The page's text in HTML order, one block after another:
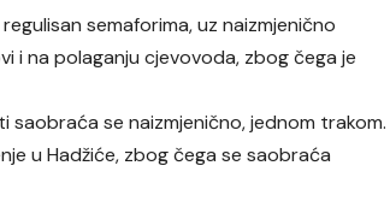
semaforima, uz naizmjenično
i na polaganju cjevovoda, zbog čega je
se naizmjenično, jednom trakom.
u Hadžiće, zbog čega se saobraća